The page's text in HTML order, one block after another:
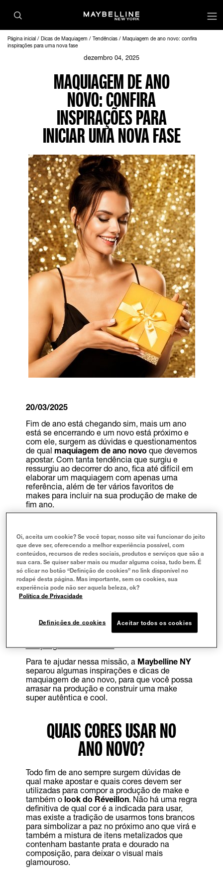
Página inicial Dicas de Maquiagem Tendências
Maquiagem de ano novo: confira
inspirações para uma nova fase
dezembro 04, 2025
MAQUIAGEM DE ANO
NOVO: CONFIRA
INSPIRAÇÕES PARA
INICIAR UMA NOVA FASE
20/03/2025
Fim de ano está chegando sim, mais um ano
está se encerrando e um novo está próximo e
com ele, surgem as dúvidas e questionamentos
de qual maquiagem de ano novoque devemos
apostar. Com tanta tendência que surgiu e
ressurgiu ao decorrer do ano, fica até difícil em
elaborar um maquiagem com apenas uma
referência, além de ter vários favoritos de
makes para incluir na sua produção de make de
fim ano.
Maquiagem de ano novo: confira inspirações
para iniciar uma nova fase
Quais cores usar no ano novo?
Maquiagem ano novo com glitter
Sombra dourada com delineado
Maquiagem ano novo com sombra prata
Maquiagem ano novo colorida
Pele iluminada
Como fazer a maquiagem de ano novo durar
mais?
Saiba como escolher os produtos da sua
maquiagem de ano novo
Para te ajudar nessa missão, a Maybelline NY
separou algumas inspirações e dicas de
maquiagem de ano novo, para que você possa
arrasar na produção e construir uma make
super autêntica e cool.
QUAIS CORES USAR NO
ANO NOVO?
Todo fim de ano sempre surgem dúvidas de
qual make apostar e quais cores devem ser
utilizadas para compor a produção de make e
também o look do Réveillon. Não há uma regra
definitiva de qual cor é a indicada para usar,
mas existe a tradição de usarmos tons brancos
para simbolizar a paz no próximo ano que virá e
também a mistura de itens metalizados que
contenham bastante prata e dourado na
composição, para deixar o visual mais
glamouroso.
Oi, aceita um cookie? Se você topar, nosso site vai funcionar do jeito
que deve ser, oferecendo a melhor experiência possível, com
conteúdos, recursos de redes sociais, produtos e serviços que são a
sua cara. Se quiser saber mais ou mudar alguma coisa, tudo bem. É
só clicar no botão “Definição de cookies” no link disponível no
rodapé desta página. Mas importante, sem os cookies, sua
experiência pode não ser aquela beleza, ok?
Política de Privacidade
Definições de cookies Aceitar todos os cookies